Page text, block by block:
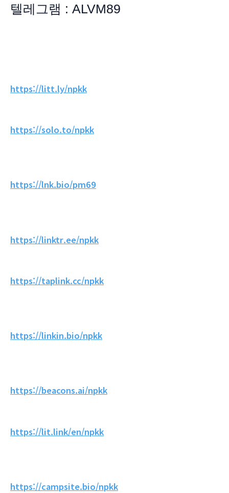
텔레그램 : ALVM89
https://litt.ly/npkk
https://solo.to/npkk
https://lnk.bio/pm69
https://linktr.ee/npkk
https://taplink.cc/npkk
https://linkin.bio/npkk
https://beacons.ai/npkk
https://lit.link/en/npkk
https://campsite.bio/npkk